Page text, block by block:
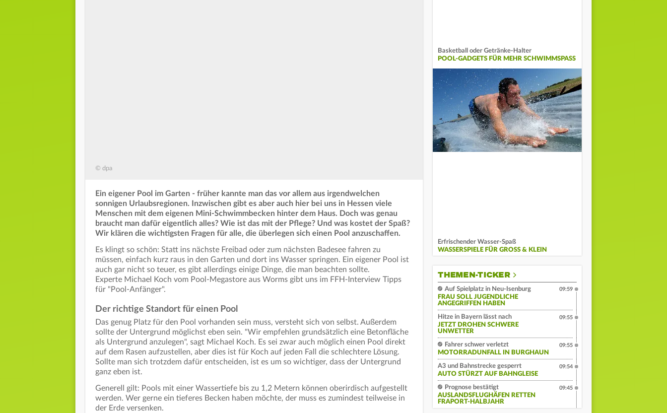
© dpa
Ein eigener Pool im Garten - früher kannte man das vor allem aus irgendwelchen
sonnigen Urlaubsregionen. Inzwischen gibt es aber auch hier bei uns in Hessen viele
Menschen mit dem eigenen Mini-Schwimmbecken hinter dem Haus. Doch was genau
braucht man dafür eigentlich alles? Wie ist das mit der Pflege? Und was kostet der Spaß?
Wir klären die wichtigsten Fragen für alle, die überlegen sich einen Pool anzuschaffen.
Es klingt so schön: Statt ins nächste Freibad oder zum nächsten Badesee fahren zu
müssen, einfach kurz raus in den Garten und dort ins Wasser springen. Ein eigener Pool ist
auch gar nicht so teuer, es gibt allerdings einige Dinge, die man beachten sollte.
Experte Michael Koch vom Pool-Megastore aus Worms gibt uns im FFH-Interview Tipps
für "Pool-Anfänger".
Der richtige Standort für einen Pool
Das genug Platz für den Pool vorhanden sein muss, versteht sich von selbst. Außerdem
sollte der Untergrund möglichst eben sein. "Wir empfehlen grundsätzlich eine Betonfläche
als Untergrund anzulegen", sagt Michael Koch. Es sei zwar auch möglich einen Pool direkt
auf dem Rasen aufzustellen, aber dies ist für Koch auf jeden Fall die schlechtere Lösung.
Sollte man sich trotzdem dafür entscheiden, ist es um so wichtiger, dass der Untergrund
ganz eben ist.
Generell gilt: Pools mit einer Wassertiefe bis zu 1,2 Metern können oberirdisch aufgestellt
werden. Wer gerne ein tieferes Becken haben möchte, der muss es zumindest teilweise in
der Erde versenken.
Basketball oder Getränke-Halter
POOL-GADGETS FÜR MEHR SCHWIMMSPASS
Erfrischender Wasser-Spaß
WASSERSPIELE FÜR GROSS & KLEIN
THEMEN-TICKER
Auf Spielplatz in Neu-Isenburg
FRAU SOLL JUGENDLICHE
ANGEGRIFFEN HABEN
09:59
Hitze in Bayern lässt nach
JETZT DROHEN SCHWERE
UNWETTER
09:55
Fahrer schwer verletzt
MOTORRADUNFALL IN BURGHAUN
09:55
A3 und Bahnstrecke gesperrt
AUTO STÜRZT AUF BAHNGLEISE
09:54
Prognose bestätigt
AUSLANDSFLUGHÄFEN RETTEN
FRAPORT-HALBJAHR
09:45